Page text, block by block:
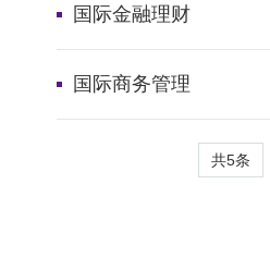
国际金融理财
国际商务管理
共5条